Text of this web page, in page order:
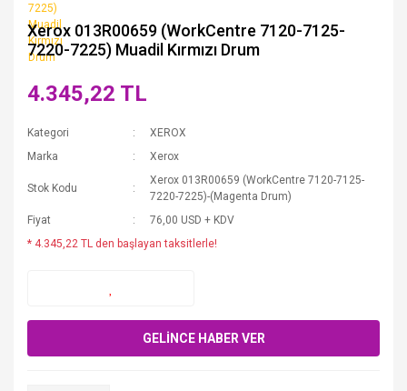
Xerox 013R00659 (WorkCentre 7120-7125-
7220-7225) Muadil Kırmızı Drum
4.345,22 TL
Kategori
XEROX
Marka
Xerox
Stok Kodu
Xerox 013R00659 (WorkCentre 7120-7125-
7220-7225)-(Magenta Drum)
Fiyat
76,00 USD + KDV
* 4.345,22 TL den başlayan taksitlerle!
GELİNCE HABER VER